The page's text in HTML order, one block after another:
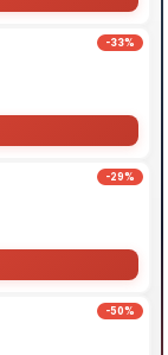
-33%
-29%
-50%